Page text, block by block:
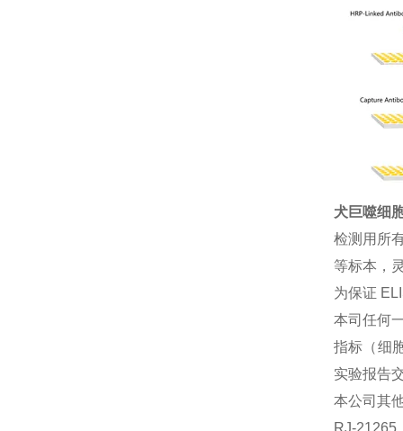
犬巨噬细
检测用所
等标本，
为保证
本司任何
指标（细
实验报告
本公司其